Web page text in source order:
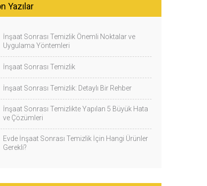
Yazılar
İnşaat Sonrası Temizlik Önemli Noktalar ve
Uygulama Yöntemleri
İnşaat Sonrası Temizlik
İnşaat Sonrası Temizlik: Detaylı Bir Rehber
İnşaat Sonrası Temizlikte Yapılan 5 Büyük Hata
ve Çözümleri
Evde İnşaat Sonrası Temizlik İçin Hangi Ürünler
Gerekli?